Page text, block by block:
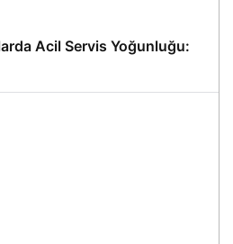
Acil Servis Yoğunluğu: